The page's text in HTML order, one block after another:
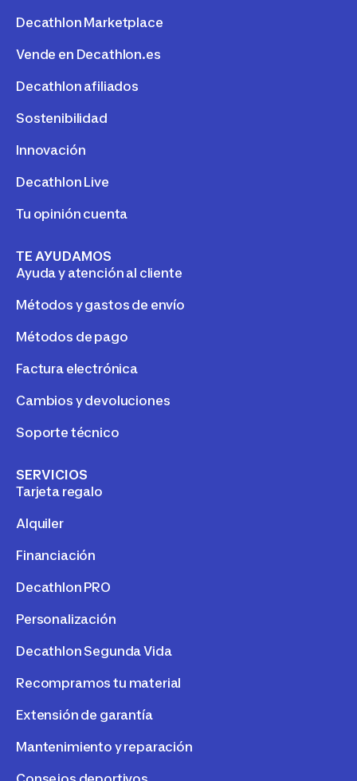
Decathlon Marketplace
Vende en Decathlon.es
Decathlon afiliados
Sostenibilidad
Innovación
Decathlon Live
Tu opinión cuenta
TE AYUDAMOS
Ayuda y atención al cliente
Métodos y gastos de envío
Métodos de pago
Factura electrónica
Cambios y devoluciones
Soporte técnico
SERVICIOS
Tarjeta regalo
Alquiler
Financiación
Decathlon PRO
Personalización
Decathlon Segunda Vida
Recompramos tu material
Extensión de garantía
Mantenimiento y reparación